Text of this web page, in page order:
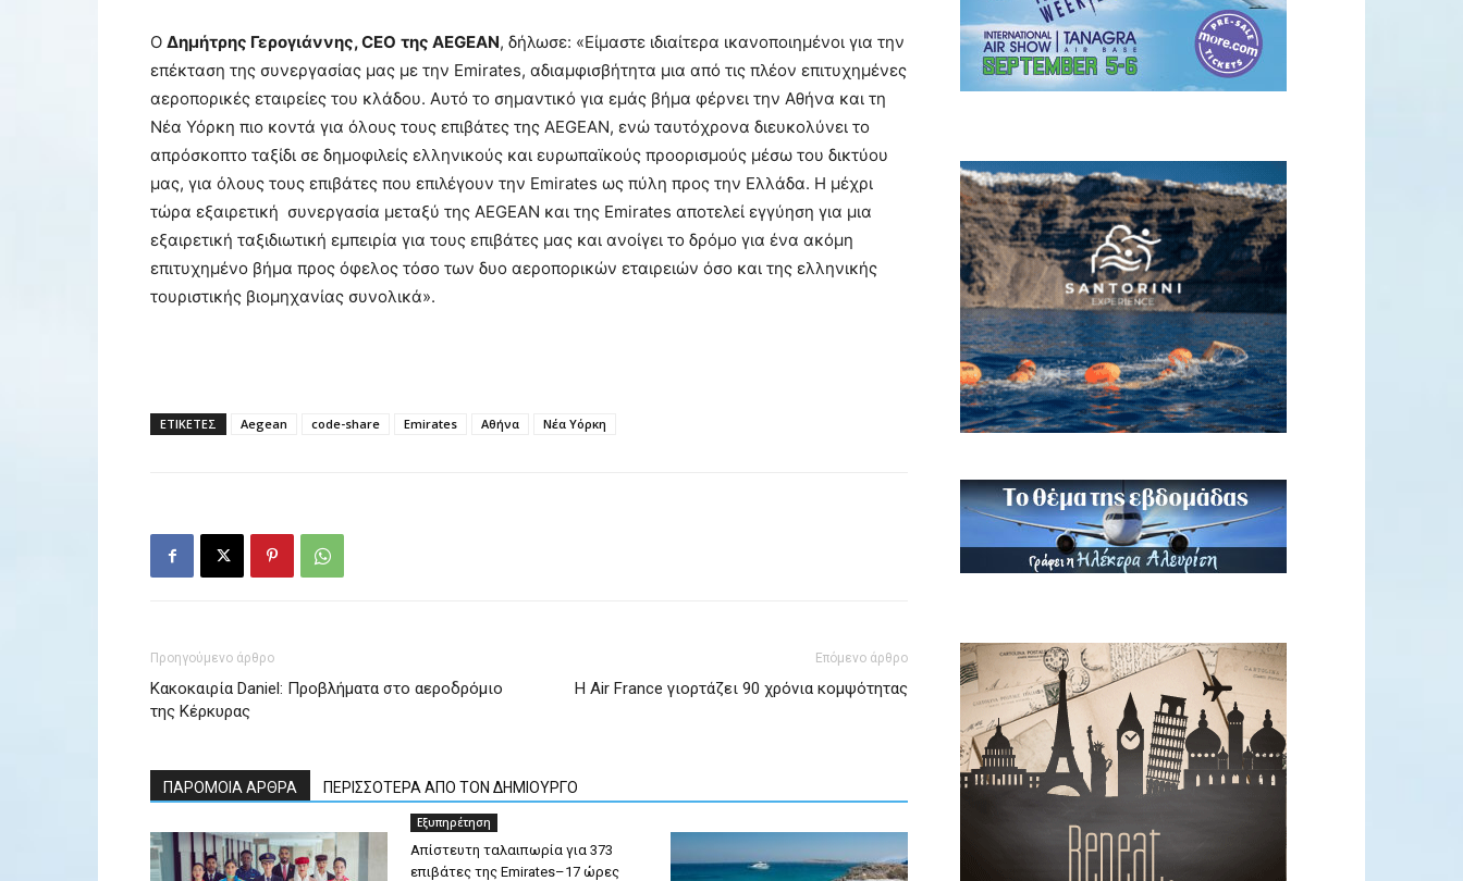
Ο Δημήτρης Γερογιάννης,CEO της AEGEAN, δήλωσε: «Είμαστε ιδιαίτερα ικανοποιημένοι για την
επέκταση της συνεργασίας μας με την Emirates, αδιαμφισβήτητα μια από τις πλέον επιτυχημένες
αεροπορικές εταιρείες του κλάδου. Αυτό το σημαντικό για εμάς βήμα φέρνει την Αθήνα και τη
Νέα Υόρκη πιο κοντά για όλους τους επιβάτες της AEGEAN, ενώ ταυτόχρονα διευκολύνει το
απρόσκοπτο ταξίδι σε δημοφιλείς ελληνικούς και ευρωπαϊκούς προορισμούς μέσω του δικτύου
μας, για όλους τους επιβάτες που επιλέγουν την Emirates ως πύλη προς την Ελλάδα. Η μέχρι
τώρα εξαιρετική συνεργασία μεταξύ της AEGEAN και της Emirates αποτελεί εγγύηση για μια
εξαιρετική ταξιδιωτική εμπειρία για τους επιβάτες μας και ανοίγει το δρόμο για ένα ακόμη
επιτυχημένο βήμα προς όφελος τόσο των δυο αεροπορικών εταιρειών όσο και της ελληνικής
τουριστικής βιομηχανίας συνολικά».
ΕΤΙΚΕΤΕΣ Aegean code-share Emirates Αθήνα Νέα Υόρκη
Προηγούμενο άρθρο
Κακοκαιρία Daniel: Προβλήματα στο αεροδρόμιο
της Κέρκυρας
Επόμενο άρθρο
Η Air France γιορτάζει 90 χρόνια κομψότητας
ΠΑΡΟΜΟΙΑ ΑΡΘΡΑ ΠΕΡΙΣΣΟΤΕΡΑ ΑΠΟ ΤΟΝ ΔΗΜΙΟΥΡΓΟ
Εξυπηρέτηση
Απίστευτη ταλαιπωρία για 373
επιβάτες της Emirates–17 ώρες